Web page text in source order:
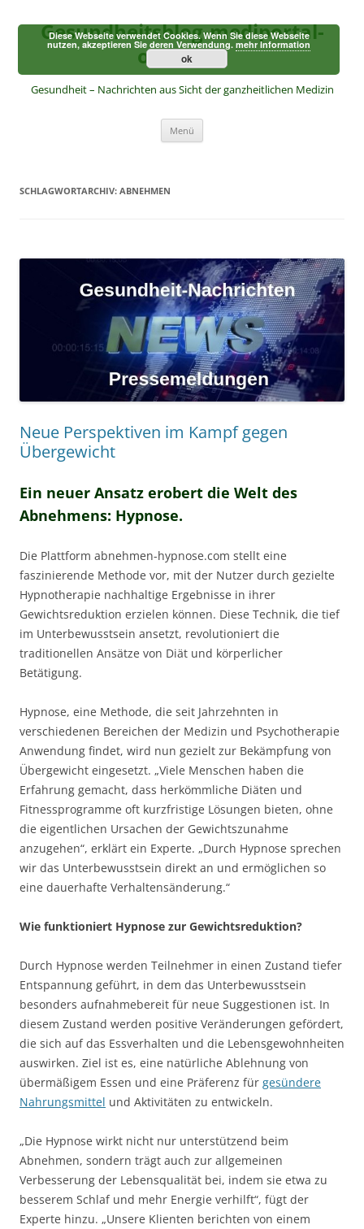
springen
Gesundheitsblog-mediportal-
online.de
Gesundheit – Nachrichten aus Sicht der ganzheitlichen Medizin
Menü
SCHLAGWORTARCHIV: ABNEHMEN
Neue Perspektiven im Kampf gegen
Übergewicht
Ein neuer Ansatz erobert die Welt des
Abnehmens: Hypnose.
Die Plattform abnehmen-hypnose.com stellt eine
faszinierende Methode vor, mit der Nutzer durch gezielte
Hypnotherapie nachhaltige Ergebnisse in ihrer
Gewichtsreduktion erzielen können. Diese Technik, die tief
im Unterbewusstsein ansetzt, revolutioniert die
traditionellen Ansätze von Diät und körperlicher
Betätigung.
Hypnose, eine Methode, die seit Jahrzehnten in
verschiedenen Bereichen der Medizin und Psychotherapie
Anwendung findet, wird nun gezielt zur Bekämpfung von
Übergewicht eingesetzt. „Viele Menschen haben die
Erfahrung gemacht, dass herkömmliche Diäten und
Fitnessprogramme oft kurzfristige Lösungen bieten, ohne
die eigentlichen Ursachen der Gewichtszunahme
anzugehen“, erklärt ein Experte. „Durch Hypnose sprechen
wir das Unterbewusstsein direkt an und ermöglichen so
eine dauerhafte Verhaltensänderung.“
Wie funktioniert Hypnose zur Gewichtsreduktion?
Durch Hypnose werden Teilnehmer in einen Zustand tiefer
Entspannung geführt, in dem das Unterbewusstsein
besonders aufnahmebereit für neue Suggestionen ist. In
diesem Zustand werden positive Veränderungen gefördert,
die sich auf das Essverhalten und die Lebensgewohnheiten
auswirken. Ziel ist es, eine natürliche Ablehnung von
übermäßigem Essen und eine Präferenz für gesündere
Nahrungsmittel und Aktivitäten zu entwickeln.
„Die Hypnose wirkt nicht nur unterstützend beim
Abnehmen, sondern trägt auch zur allgemeinen
Verbesserung der Lebensqualität bei, indem sie etwa zu
besserem Schlaf und mehr Energie verhilft“, fügt der
Experte hinzu. „Unsere Klienten berichten von einem
Diese Webseite verwendet Cookies. Wenn Sie diese Webseite
nutzen, akzeptieren Sie deren Verwendung.mehr Information
ok